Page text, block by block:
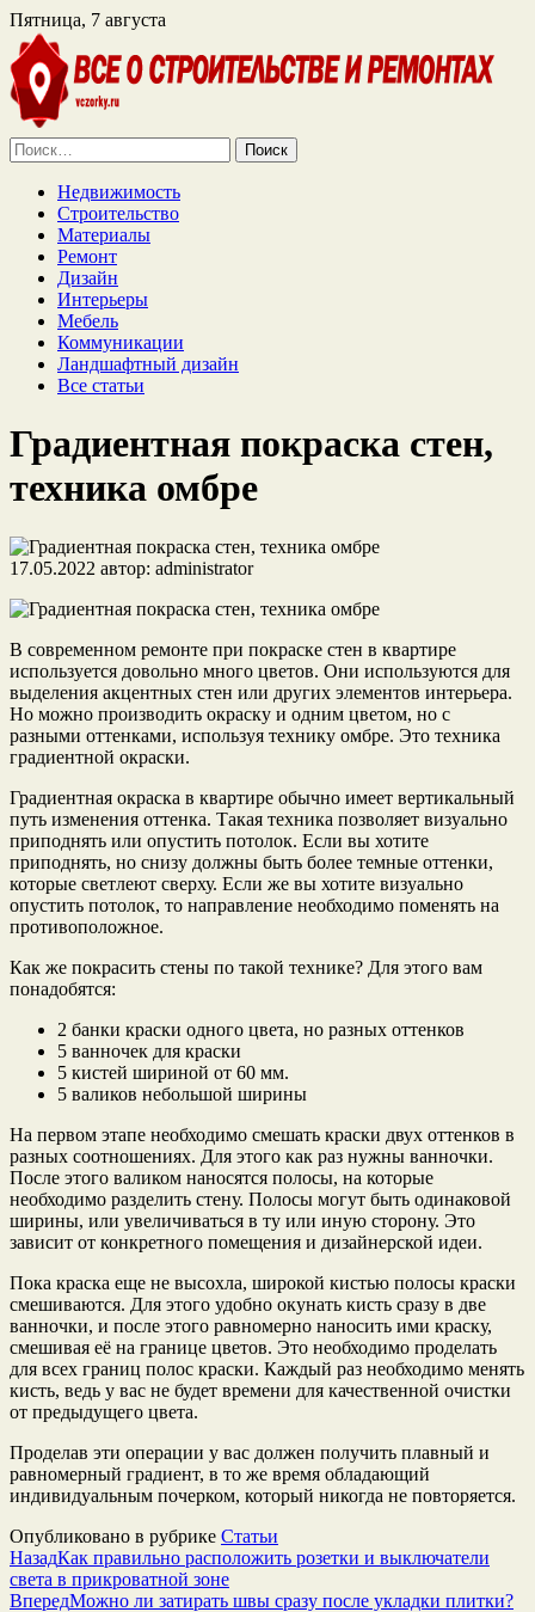
Пятница, 7 августа
Найти:
Недвижимость
Строительство
Материалы
Ремонт
Дизайн
Интерьеры
Мебель
Коммуникации
Ландшафтный дизайн
Все статьи
Градиентная покраска стен,
техника омбре
17.05.2022 автор: administrator
В современном ремонте при покраске стен в квартире
используется довольно много цветов. Они используются для
выделения акцентных стен или других элементов интерьера.
Но можно производить окраску и одним цветом, но с
разными оттенками, используя технику омбре. Это техника
градиентной окраски.
Градиентная окраска в квартире обычно имеет вертикальный
путь изменения оттенка. Такая техника позволяет визуально
приподнять или опустить потолок. Если вы хотите
приподнять, но снизу должны быть более темные оттенки,
которые светлеют сверху. Если же вы хотите визуально
опустить потолок, то направление необходимо поменять на
противоположное.
Как же покрасить стены по такой технике? Для этого вам
понадобятся:
2 банки краски одного цвета, но разных оттенков
5 ванночек для краски
5 кистей шириной от 60 мм.
5 валиков небольшой ширины
На первом этапе необходимо смешать краски двух оттенков в
разных соотношениях. Для этого как раз нужны ванночки.
После этого валиком наносятся полосы, на которые
необходимо разделить стену. Полосы могут быть одинаковой
ширины, или увеличиваться в ту или иную сторону. Это
зависит от конкретного помещения и дизайнерской идеи.
Пока краска еще не высохла, широкой кистью полосы краски
смешиваются. Для этого удобно окунать кисть сразу в две
ванночки, и после этого равномерно наносить ими краску,
смешивая её на границе цветов. Это необходимо проделать
для всех границ полос краски. Каждый раз необходимо менять
кисть, ведь у вас не будет времени для качественной очистки
от предыдущего цвета.
Проделав эти операции у вас должен получить плавный и
равномерный градиент, в то же время обладающий
индивидуальным почерком, который никогда не повторяется.
Опубликовано в рубрике Статьи
НазадКак правильно расположить розетки и выключатели
света в прикроватной зоне
ВпередМожно ли затирать швы сразу после укладки плитки?